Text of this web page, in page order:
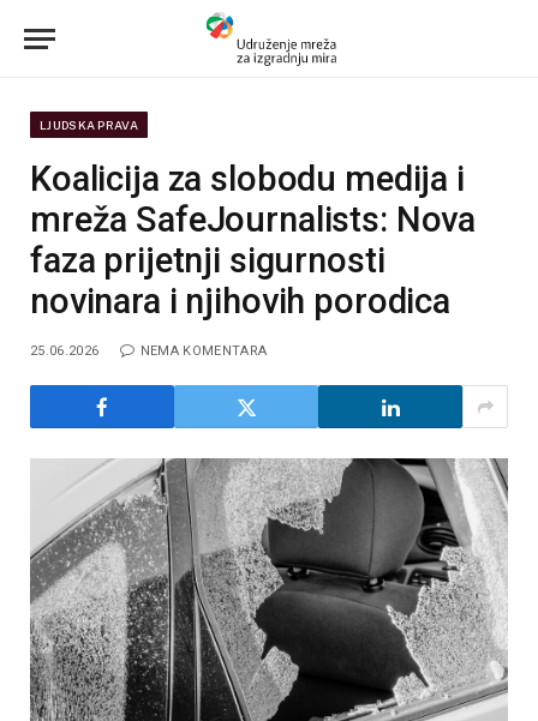
LJUDSKA PRAVA
Koalicija za slobodu medija i
mreža SafeJournalists: Nova
faza prijetnji sigurnosti
novinara i njihovih porodica
25.06.2026 NEMA KOMENTARA